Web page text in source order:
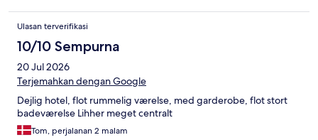
Ulasan terverifikasi
10/10 Sempurna
20 Jul 2026
Terjemahkan dengan Google
Dejlig hotel, flot rummelig værelse, med garderobe, flot stort
badeværelse Lihher meget centralt
Tom, perjalanan 2 malam